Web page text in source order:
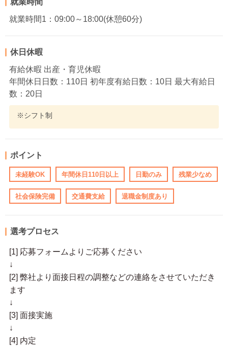
就業時間
就業時間1：09:00～18:00(休憩60分)
休日休暇
有給休暇 出産・育児休暇
年間休日日数：110日 初年度有給日数：10日 最大有給日
数：20日
※シフト制
ポイント
未経験OK 年間休日110日以上 日勤のみ 残業少なめ
社会保険完備 交通費支給 退職金制度あり
選考プロセス
[1] 応募フォームよりご応募ください
↓
[2] 弊社より面接日程の調整などの連絡をさせていただき
ます
↓
[3] 面接実施
↓
[4] 内定